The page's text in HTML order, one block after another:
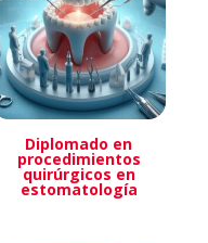
Diplomado en
procedimientos
quirúrgicos en
estomatología